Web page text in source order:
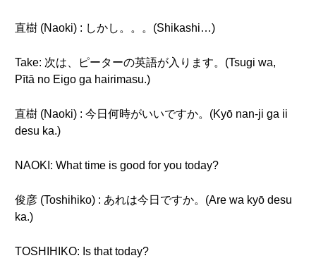
直樹 (Naoki) : しかし。。。(Shikashi…)
Take: 次は、ピーターの英語が入ります。(Tsugi wa,
Pītā no Eigo ga hairimasu.)
直樹 (Naoki) : 今日何時がいいですか。(Kyō nan-ji ga ii
desu ka.)
NAOKI: What time is good for you today?
俊彦 (Toshihiko) : あれは今日ですか。(Are wa kyō desu
ka.)
TOSHIHIKO: Is that today?